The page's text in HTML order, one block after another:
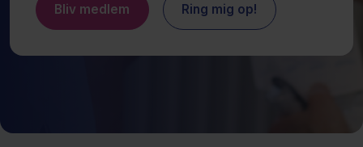
Bliv medlem Ring mig op!